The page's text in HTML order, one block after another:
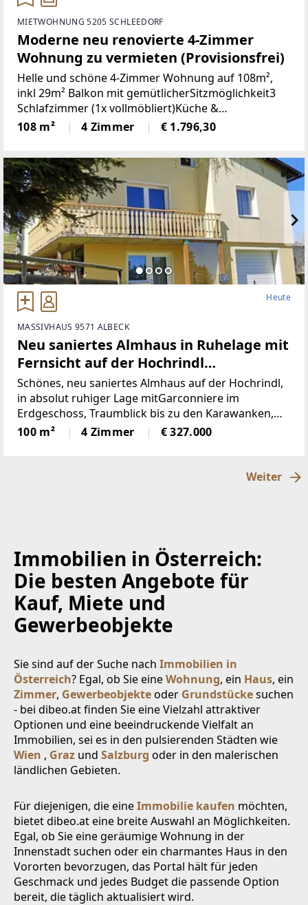
MIETWOHNUNG 5205 SCHLEEDORF
Moderne neu renovierte 4-Zimmer
Wohnung zu vermieten (Provisionsfrei)
Helle und schöne 4-Zimmer Wohnung auf 108m²,
inkl 29m² Balkon mit gemütlicherSitzmöglichkeit3
Schlafzimmer (1x vollmöbliert)Küche &
Wohnbereich (Küche mit Steinplatte und
hochwertigen Geräten)Badezimmer (neu)WC (neu)2
108 m² 4 Zimmer € 1.796,30
Heute
MASSIVHAUS 9571 ALBECK
Neu saniertes Almhaus in Ruhelage mit
Fernsicht auf der Hochrindl
(Provisionsfrei)
Schönes, neu saniertes Almhaus auf der Hochrindl,
in absolut ruhiger Lage mitGarconniere im
Erdgeschoss, Traumblick bis zu den Karawanken,
Sonnenlage, hierscheint den ganzen Tag die Sonne,
über der Nebelgrenze, in 1600m Seehöhegelegen,
100 m² 4 Zimmer € 327.000
Weiter
Immobilien in Österreich:
Die besten Angebote für
Kauf, Miete und
Gewerbeobjekte
Sie sind auf der Suche nach Immobilien in
Österreich? Egal, ob Sie eineWohnung, ein Haus, ein
Zimmer, Gewerbeobjekteoder Grundstückesuchen
- bei dibeo.at finden Sie eine Vielzahl attraktiver
Optionen und eine beeindruckende Vielfalt an
Immobilien, sei es in den pulsierenden Städten wie
Wien , Graz und Salzburg oder in den malerischen
ländlichen Gebieten.
Für diejenigen, die eineImmobilie kaufen möchten,
bietet dibeo.at eine breite Auswahl an Möglichkeiten.
Egal, ob Sie eine geräumige Wohnung in der
Innenstadt suchen oder ein charmantes Haus in den
Vororten bevorzugen, das Portal hält für jeden
Geschmack und jedes Budget die passende Option
bereit, die täglich aktualisiert wird.